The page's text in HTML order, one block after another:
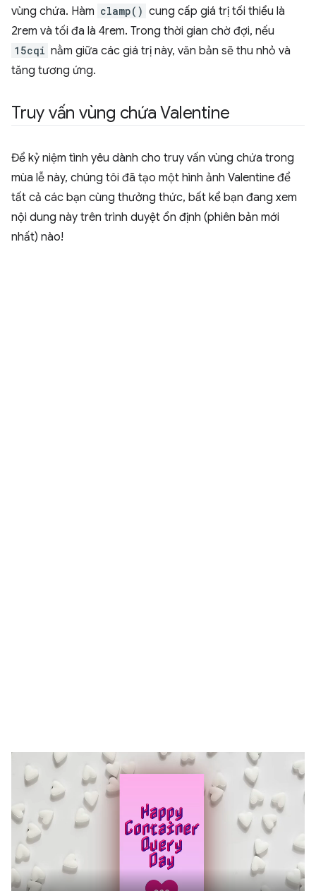
vùng chứa. Hàm clamp() cung cấp giá trị tối thiểu là
2rem và tối đa là 4rem. Trong thời gian chờ đợi, nếu
15cqi nằm giữa các giá trị này, văn bản sẽ thu nhỏ và
tăng tương ứng.
Truy vấn vùng chứa Valentine
Để kỷ niệm tình yêu dành cho truy vấn vùng chứa trong
mùa lễ này, chúng tôi đã tạo một hình ảnh Valentine để
tất cả các bạn cùng thưởng thức, bất kể bạn đang xem
nội dung này trên trình duyệt ổn định (phiên bản mới
nhất) nào!